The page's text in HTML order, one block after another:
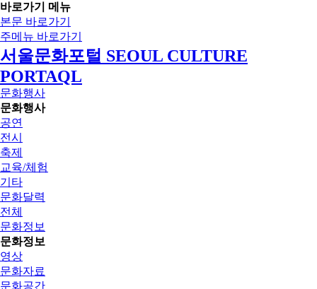
바로가기 메뉴
본문 바로가기
주메뉴 바로가기
서울문화포털 SEOUL CULTURE
PORTAQL
문화행사
문화행사
공연
전시
축제
교육/체험
기타
문화달력
전체
문화정보
문화정보
영상
문화자료
문화공간